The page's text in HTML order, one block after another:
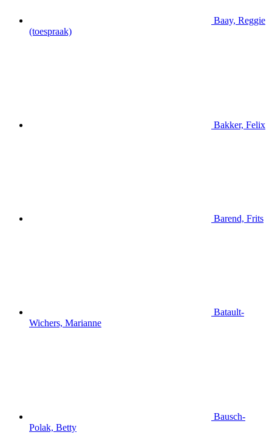
Baay, Reggie
(toespraak)
Bakker, Felix
Barend, Frits
Batault-
Wichers, Marianne
Bausch-
Polak, Betty